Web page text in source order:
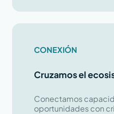
CONEXIÓN
Cruzamos el
Conectamos
oportunidades con